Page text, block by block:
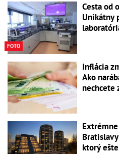
FOTO
Cesta od
Unikátny
Inflácia
Ako
nechcete
ktorý